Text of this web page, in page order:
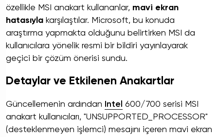
özellikle MSI anakart kullananlar, mavi ekran
hatasıyla karşılaştılar. Microsoft, bu konuda
araştırma yapmakta olduğunu belirtirken MSI da
kullanıcılara yönelik resmi bir bildiri yayınlayarak
geçici bir çözüm önerisi sundu.
Detaylar ve Etkilenen Anakartlar
Güncellemenin ardından Intel 600/700 serisi MSI
anakart kullanıcıları, "UNSUPPORTED_PROCESSOR"
(desteklenmeyen işlemci) mesajını içeren mavi ekran